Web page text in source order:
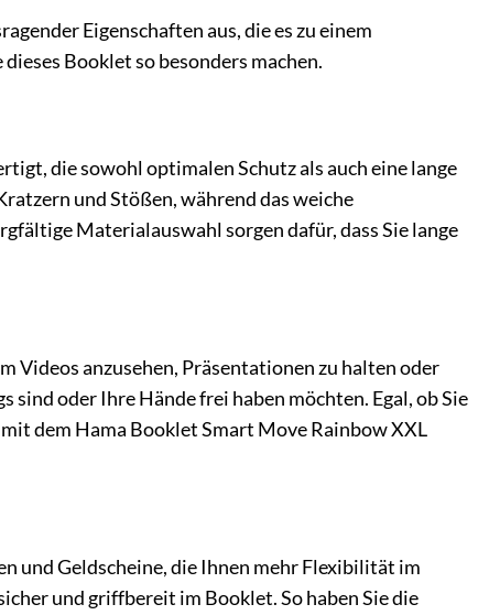
Eigenschaften aus, die es zu einem
Booklet so besonders machen.
die sowohl optimalen Schutz als auch eine lange
und Stößen, während das weiche
Materialauswahl sorgen dafür, dass Sie lange
Videos anzusehen, Präsentationen zu halten oder
oder Ihre Hände frei haben möchten. Egal, ob Sie
dem Hama Booklet Smart Move Rainbow XXL
und Geldscheine, die Ihnen mehr Flexibilität im
und griffbereit im Booklet. So haben Sie die